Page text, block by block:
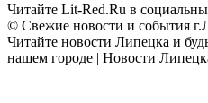
Читайте Lit-Red.Ru в
© Свежие новости и события
Читайте новости Липецка и
нашем городе | Новости